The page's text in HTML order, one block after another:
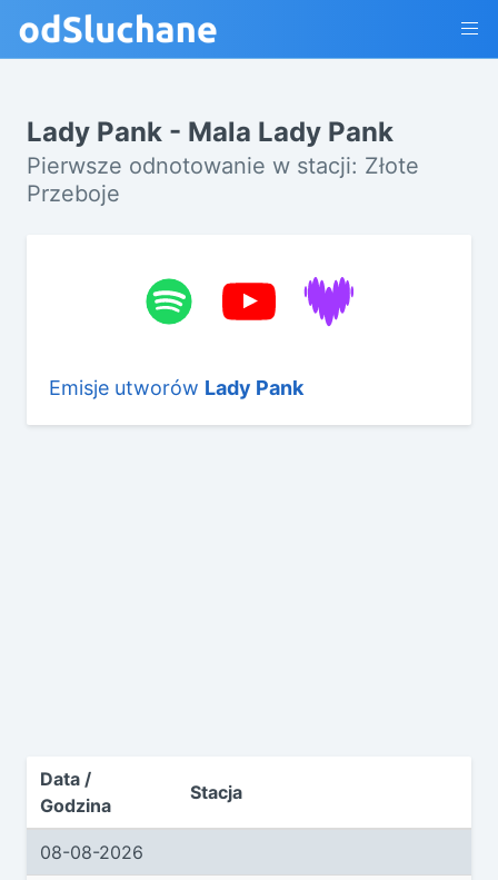
Lady Pank - Mala Lady Pank
Pierwsze odnotowanie w stacji: Złote
Przeboje
Emisje utworów Lady Pank
Data /
Godzina
Stacja
08-08-2026